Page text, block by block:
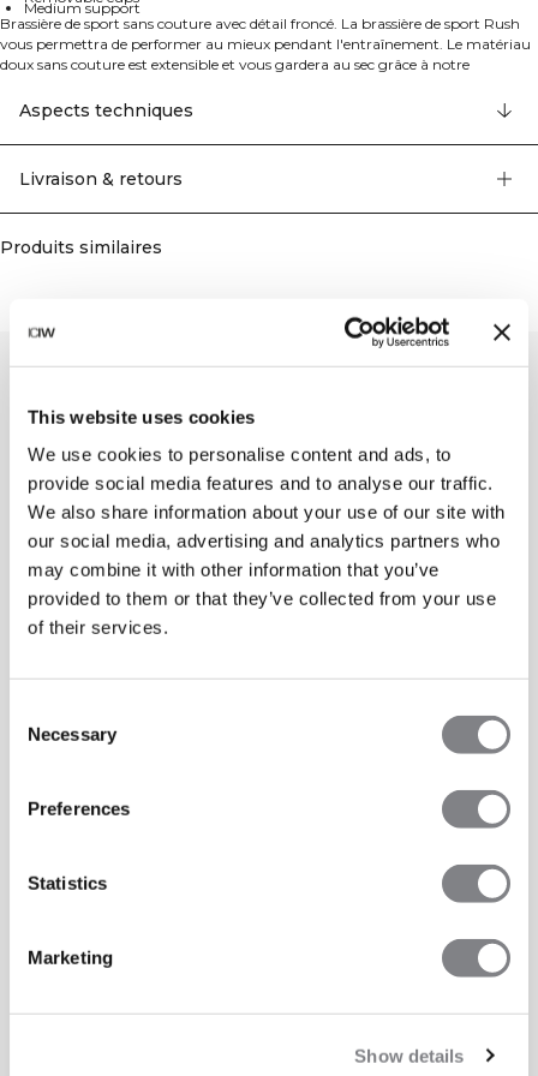
This website uses cookies
We use cookies to personalise content and ads, to
provide social media features and to analyse our traffic.
We also share information about your use of our site with
our social media, advertising and analytics partners who
may combine it with other information that you’ve
provided to them or that they’ve collected from your use
of their services.
Selection
Necessary
Preferences
Statistics
Marketing
Show details
Medium support
Brassière de sport sans couture avec détail froncé. La brassière de sport Rush
vous permettra de performer au mieux pendant l'entraînement. Le matériau
doux sans couture est extensible et vous gardera au sec grâce à notre
en place pendant de nombreuses activités. Le détail froncé à l'avant, la
manchette côtelée et le tricot offrent une brassière de sport confortable et
flatteuse. La technologie SWEATTECH™, le logo ICIW, l'extensibilité dans 4
soutien moyen en font une compagne d'entraînement parfaite. 54% Nylon
Aspects techniques
Livraison & retours
Produits similaires